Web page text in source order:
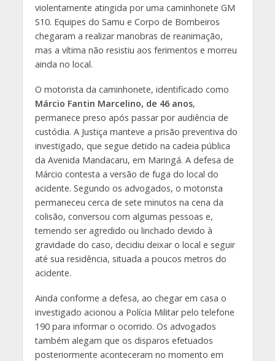
violentamente atingida por uma caminhonete GM
S10. Equipes do Samu e Corpo de Bombeiros
chegaram a realizar manobras de reanimação,
mas a vítima não resistiu aos ferimentos e morreu
ainda no local.
O motorista da caminhonete, identificado como
Márcio Fantin Marcelino, de 46 anos,
permanece preso após passar por audiência de
custódia. A Justiça manteve a prisão preventiva do
investigado, que segue detido na cadeia pública
da Avenida Mandacaru, em Maringá. A defesa de
Márcio contesta a versão de fuga do local do
acidente. Segundo os advogados, o motorista
permaneceu cerca de sete minutos na cena da
colisão, conversou com algumas pessoas e,
temendo ser agredido ou linchado devido à
gravidade do caso, decidiu deixar o local e seguir
até sua residência, situada a poucos metros do
acidente.
Ainda conforme a defesa, ao chegar em casa o
investigado acionou a Polícia Militar pelo telefone
190 para informar o ocorrido. Os advogados
também alegam que os disparos efetuados
posteriormente aconteceram no momento em